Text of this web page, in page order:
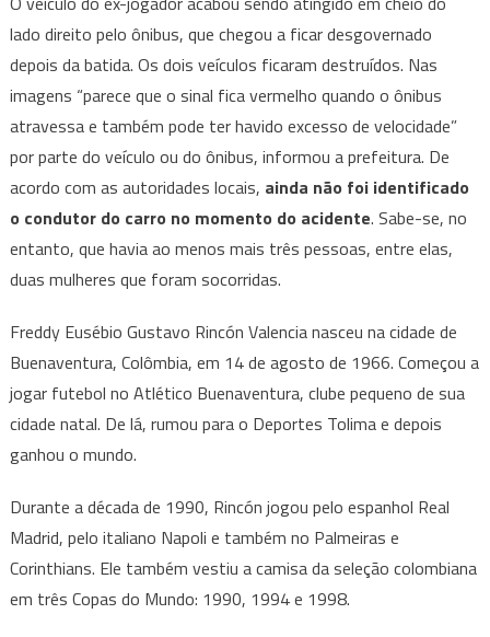
lado direito pelo ônibus, que chegou a ficar desgovernado
depois da batida. Os dois veículos ficaram destruídos. Nas
imagens “parece que o sinal fica vermelho quando o ônibus
atravessa e também pode ter havido excesso de velocidade”
por parte do veículo ou do ônibus, informou a prefeitura. De
acordo com as autoridades locais, ainda não foi identificado
o condutor do carro no momento do acidente. Sabe-se, no
entanto, que havia ao menos mais três pessoas, entre elas,
duas mulheres que foram socorridas.
Freddy Eusébio Gustavo Rincón Valencia nasceu na cidade de
Buenaventura, Colômbia, em 14 de agosto de 1966. Começou a
jogar futebol no Atlético Buenaventura, clube pequeno de sua
cidade natal. De lá, rumou para o Deportes Tolima e depois
ganhou o mundo.
Durante a década de 1990, Rincón jogou pelo espanhol Real
Madrid, pelo italiano Napoli e também no Palmeiras e
Corinthians. Ele também vestiu a camisa da seleção colombiana
em três Copas do Mundo: 1990, 1994 e 1998.